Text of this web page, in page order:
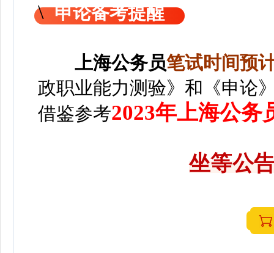
申论备考提醒
上海公务员笔试时间预
政职业能力测验》和《申论
借鉴参考2023年上海公务
坐等公